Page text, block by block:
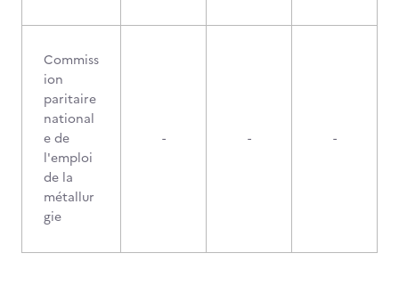
Commiss
ion
paritaire
national
e de
l'emploi
de la
métallur
gie
- - -